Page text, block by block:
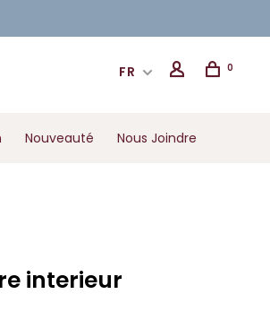
FR 0
Nouveauté Nous Joindre
interieur